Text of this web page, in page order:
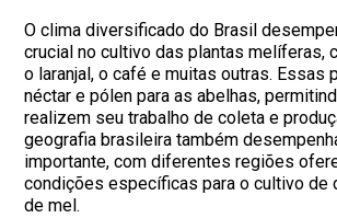
O clima diversificado do Brasil
crucial no cultivo das plantas melíferas,
o laranjal, o café e muitas outras. Essas
néctar e pólen para as abelhas,
realizem seu trabalho de coleta e
geografia brasileira também
importante, com diferentes regiões
condições específicas para o cultivo de
de mel.